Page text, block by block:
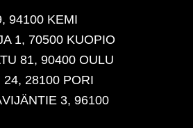
94100 KEMI
1, 70500 KUOPIO
81, 90400 OULU
24, 28100 PORI
3, 96100